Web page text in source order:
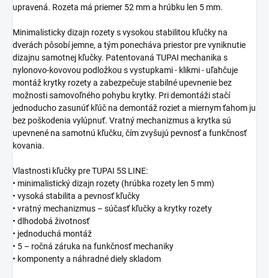
upravená. Rozeta má priemer 52 mm a hrúbku len 5 mm.
Minimalisticky dizajn rozety s vysokou stabilitou kľučky na
dverách pôsobí jemne, a tým ponecháva priestor pre vyniknutie
dizajnu samotnej kľučky. Patentovaná TUPAI mechanika s
nylonovo-kovovou podložkou s vystupkami - klikmi - uľahčuje
montáž krytky rozety a zabezpečuje stabilné upevnenie bez
možnosti samovoľného pohybu krytky. Pri demontáži stačí
jednoducho zasunúť kľúč na demontáž roziet a miernym ťahom ju
bez poškodenia vylúpnuť. Vratný mechanizmus a krytka sú
upevnené na samotnú kľučku, čím zvyšujú pevnosť a funkčnosť
kovania.
Vlastnosti kľučky pre TUPAI 5S LINE:
• minimalistický dizajn rozety (hrúbka rozety len 5 mm)
• vysoká stabilita a pevnosť kľučky
• vratný mechanizmus – súčasť kľučky a krytky rozety
• dlhodobá životnosť
• jednoduchá montáž
• 5 – ročná záruka na funkčnosť mechaniky
• komponenty a náhradné diely skladom